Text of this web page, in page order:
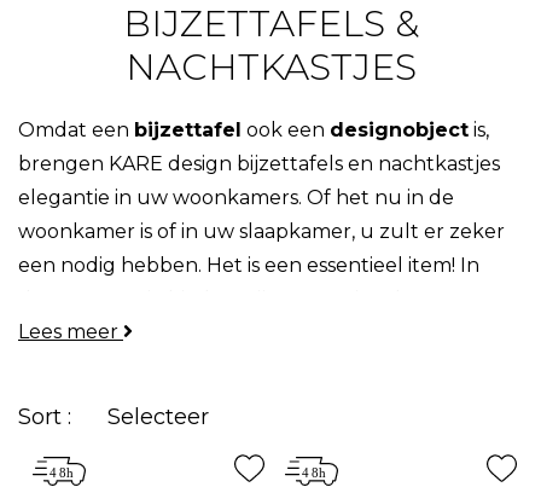
BIJZETTAFELS &
NACHTKASTJES
Omdat een bijzettafel ook een designobject is,
brengen KARE design bijzettafels en nachtkastjes
elegantie in uw woonkamers. Of het nu in de
woonkamer is of in uw slaapkamer, u zult er zeker
een nodig hebben. Het is een essentieel item! In
eigentijdse designmodellen
Lees meer
Sort : Selecteer